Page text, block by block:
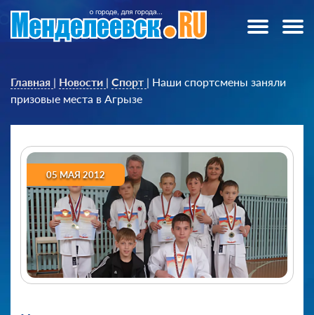
Главная | Новости | Спорт | Наши спортсмены заняли
призовые места в Агрызе
05 МАЯ 2012